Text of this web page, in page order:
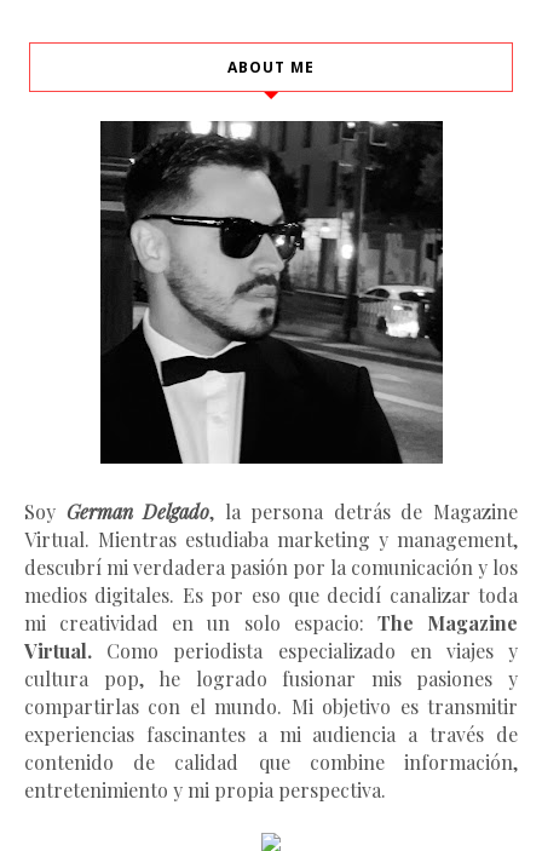
ABOUT ME
Soy German Delgado, la persona detrás de Magazine
Virtual. Mientras estudiaba marketing y management,
descubrí mi verdadera pasión por la comunicación y los
medios digitales. Es por eso que decidí canalizar toda
mi creatividad en un solo espacio: The Magazine
Virtual. Como periodista especializado en viajes y
cultura pop, he logrado fusionar mis pasiones y
compartirlas con el mundo. Mi objetivo es transmitir
experiencias fascinantes a mi audiencia a través de
contenido de calidad que combine información,
entretenimiento y mi propia perspectiva.